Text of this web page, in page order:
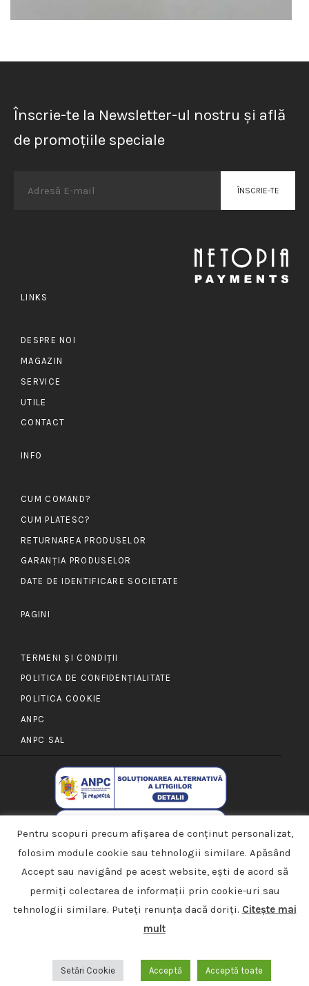
Înscrie-te la Newsletter-ul nostru și află
de promoțiile speciale
LINKS
DESPRE NOI
MAGAZIN
SERVICE
UTILE
CONTACT
INFO
CUM COMAND?
CUM PLATESC?
RETURNAREA PRODUSELOR
GARANȚIA PRODUSELOR
DATE DE IDENTIFICARE SOCIETATE
PAGINI
TERMENI ȘI CONDIȚII
POLITICA DE CONFIDENȚIALITATE
POLITICA COOKIE
ANPC
ANPC SAL
Made with Love by Azuvo Design
Pentru scopuri precum afișarea de conținut personalizat,
folosim module cookie sau tehnologii similare. Apăsând
Accept sau navigând pe acest website, ești de acord să
permiți colectarea de informații prin cookie-uri sau
tehnologii similare. Puteți renunța dacă doriți. Citește mai
mult
Setări Cookie Acceptă Acceptă toate